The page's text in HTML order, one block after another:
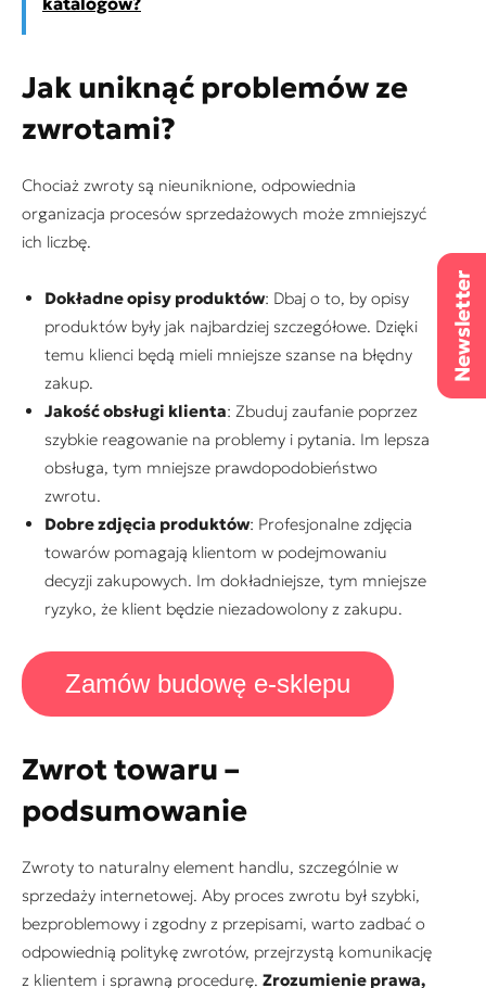
Jak uniknąć problemów ze
zwrotami?
Chociaż zwroty są nieuniknione, odpowiednia
organizacja procesów sprzedażowych może zmniejszyć
ich liczbę.
Dokładne opisy produktów: Dbaj o to, by opisy
produktów były jak najbardziej szczegółowe. Dzięki
temu klienci będą mieli mniejsze szanse na błędny
zakup.
Jakość obsługi klienta: Zbuduj zaufanie poprzez
szybkie reagowanie na problemy i pytania. Im lepsza
obsługa, tym mniejsze prawdopodobieństwo
zwrotu.
Dobre zdjęcia produktów: Profesjonalne zdjęcia
towarów pomagają klientom w podejmowaniu
decyzji zakupowych. Im dokładniejsze, tym mniejsze
ryzyko, że klient będzie niezadowolony z zakupu.
Zamów budowę e-sklepu
Zwrot towaru –
podsumowanie
Zwroty to naturalny element handlu, szczególnie w
sprzedaży internetowej. Aby proces zwrotu był szybki,
bezproblemowy i zgodny z przepisami, warto zadbać o
odpowiednią politykę zwrotów, przejrzystą komunikację
z klientem i sprawną procedurę. Zrozumienie prawa,